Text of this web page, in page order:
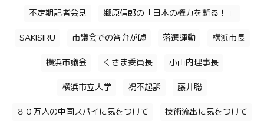
不定期記者会見 郷原信郎の「日本の権力を斬る！」
SAKISIRU 市議会での答弁が嘘 落選運動 横浜市長
横浜市議会 くさま委員長 小山内理事長
横浜市立大学 祝不起訴 藤井聡
８０万人の中国スパイに気をつけて 技術流出に気をつけて